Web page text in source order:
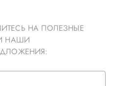
НА ПОЛЕЗНЫЕ
НАШИ